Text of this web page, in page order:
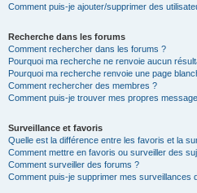
Comment puis-je ajouter/supprimer des
Recherche dans les forums
Comment rechercher dans les forums ?
Pourquoi ma recherche ne renvoie aucun
Pourquoi ma recherche renvoie une page
Comment rechercher des membres ?
Comment puis-je trouver mes propres
Surveillance et favoris
Quelle est la différence entre les favoris et la
Comment mettre en favoris ou surveiller des
Comment surveiller des forums ?
Comment puis-je supprimer mes surveillances